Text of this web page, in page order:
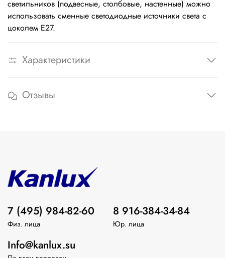
светильников (подвесные, столбовые, настенные) можно
использовать сменные светодиодные источники света с
цоколем E27.
Характеристики
Отзывы
7 (495) 984-82-60
Физ. лица
8 916-384-34-84
Юр. лица
Info@kanlux.su